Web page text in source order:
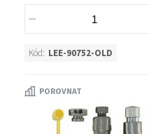
Kód: LEE-90752-OLD
POROVNAT